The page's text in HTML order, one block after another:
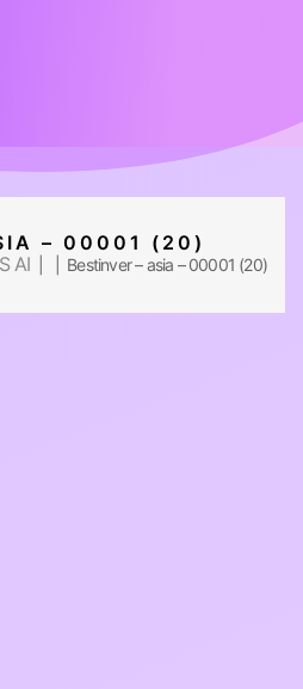
– 00001 (20)
AI | | Bestinver – asia – 00001 (20)